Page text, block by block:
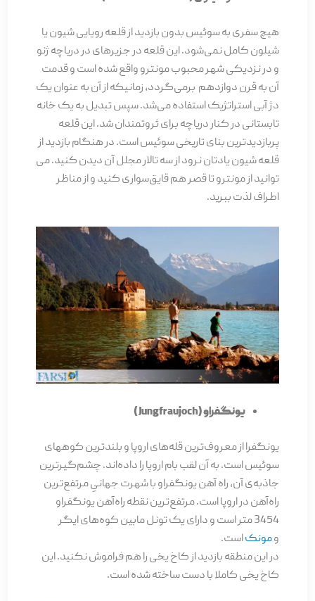
هیچ سفری به سوئیس بدون بازدید از قلعه رویایی شیون یا
شیلون کامل نمی­‌شود. این قلعه در جزیره­ای در دریاچه ژنو
و در نزدیکی شهر محبوب مونترو واقع شده است و قدمت
آن به قرن دوازدهم برمی‌­گردد، زمانی­که از آن به عنوان یک
دژ آبی استراتژیک استفاده می‌شد. سپس تبدیل به یک خانه
تابستانی در کنار دریاچه برای ثروتمندان شد. این قلعه
پربازدیدترین بنای تاریخی سوئیس است. در هنگام بازدید از
قلعه شیون یادتان نرود از سه تالار مجلل آن دیدن کنید. می­‌
توانید از مونترو تا قصر هم قایق‌سواری کنید و از مناظر
اطراف لذت ببرید.
یونگفراو ( Jungfraujoch )
یونگفرا از معروف‌ترین قله­‌های اروپا و بلندترین کوه­های
سوئیس است. به آن لقب بام اروپا را داده­‌اند. چشم‌گیرترین
جاذبه­‌ی آن، راه آهن یونگفراو با شهرت جهانیِ مرتفع‌ترین
راه‌آهن در اروپا است. مرتفع‌ترین نقطه راه‌آهن یونگفراو
3454 متر است و دارای یک تونل مابین کوه‌های ایگر
ومونکاست.
در این منطقه بازدید از کاخ یخی را هم فراموش نکنید. این
کاخ یخی کاملا با دست ساخته شده است.